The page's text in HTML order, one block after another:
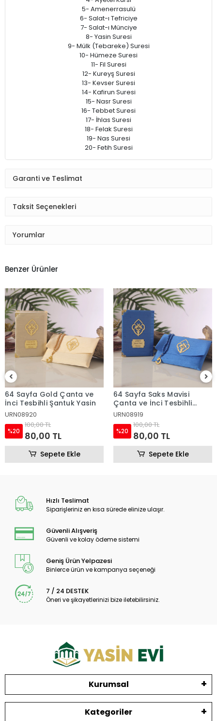
5- Amenerrasulü
6- Salat-ı Tefriciye
7- Salat-ı Münciye
8- Yasin Suresi
9- Mülk (Tebareke) Suresi
10- Hümeze Suresi
11- Fil Suresi
12- Kureyş Suresi
13- Kevser Suresi
14- Kafirun Suresi
15- Nasr Suresi
16- Tebbet Suresi
17- İhlas Suresi
18- Felak Suresi
19- Nas Suresi
20- Fetih Suresi
Garanti ve Teslimat
Taksit Seçenekleri
Yorumlar
Benzer Ürünler
64 Sayfa Gold Çanta ve
İnci Tesbihli Şantuk Yasin
URN08920
%20
100,00 TL
80,00 TL
Sepete Ekle
64 Sayfa Saks Mavisi
Çanta ve İnci Tesbihli
Şantuk Yasin
URN08919
%20
100,00 TL
80,00 TL
Sepete Ekle
Hızlı Teslimat
Siparişleriniz en kısa sürede elinize ulaşır.
Güvenli Alışveriş
Güvenli ve kolay ödeme sistemi
Geniş Ürün Yelpazesi
Binlerce ürün ve kampanya seçeneği
7 / 24 DESTEK
Öneri ve şikayetlerinizi bize iletebilirsiniz.
Kurumsal
Kategoriler